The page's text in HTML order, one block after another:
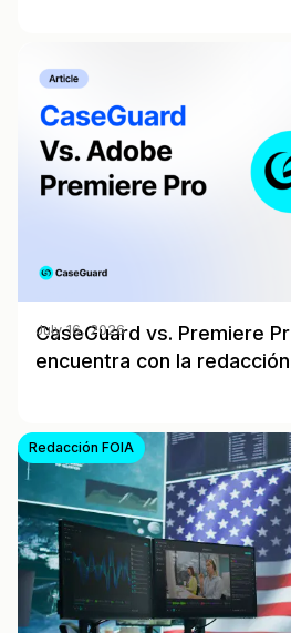
CaseGuard vs. Premiere
encuentra con la
July 16, 2026
Redacción FOIA